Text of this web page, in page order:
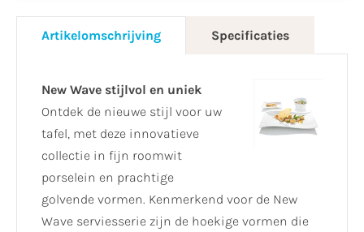
Artikelomschrijving Specificaties
New Wave stijlvol en uniek
Ontdek de nieuwe stijl voor uw
tafel, met deze innovatieve
collectie in fijn roomwit
porselein en prachtige
golvende vormen. Kenmerkend voor de New
Wave serviesserie zijn de hoekige vormen die